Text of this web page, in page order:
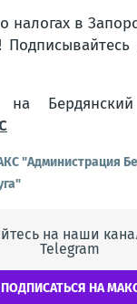
налогах в
!
на
"Администрация
на наши
Telegram
ПОДПИСАТЬСЯ НА